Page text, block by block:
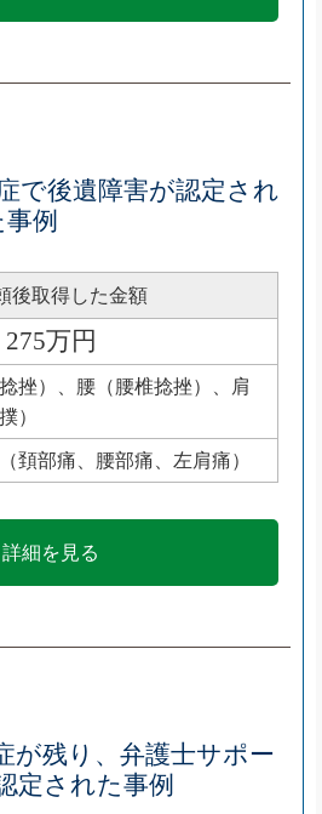
で後遺障害が認定され
例
後取得した金額
275万円
挫）、腰（腰椎捻挫）、肩
）
頚部痛、腰部痛、左肩痛）
詳細を見る
が残り、弁護士サポー
定された事例